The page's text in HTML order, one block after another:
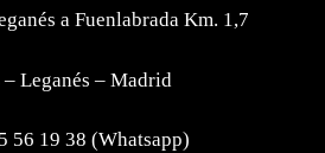
a Fuenlabrada Km. 1,7
– Leganés – Madrid
56 19 38 (Whatsapp)